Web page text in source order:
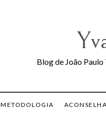
Blog de João
METODOLOGIA